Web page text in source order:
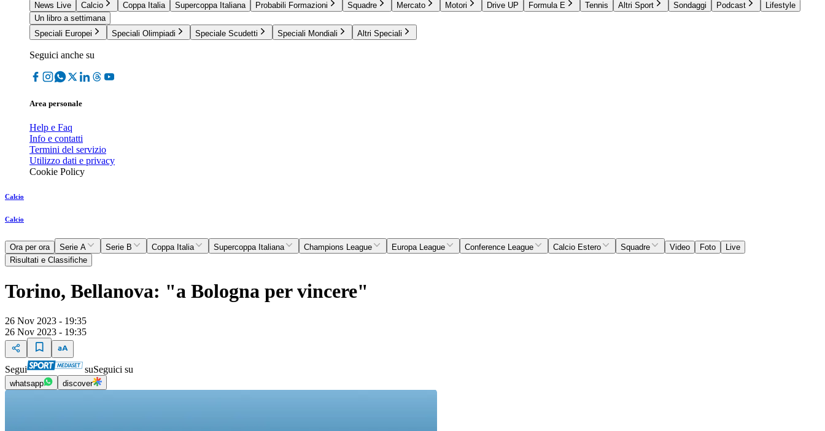
News Live
Calcio Coppa Italia Supercoppa Italiana Probabili Formazioni Squadre Mercato Motori Drive UP Formula E Tennis Altri Sport Sondaggi Podcast
Lifestyle
Un libro a settimana
Speciali Europei
Speciali Olimpiadi Speciale Scudetti Speciali Mondiali Altri Speciali
Seguici anche su
Area personale
Help e Faq
Info e contatti
Termini del servizio
Utilizzo dati e privacy
Cookie Policy
Calcio
Calcio
Ora per ora Serie A Serie B Coppa Italia Supercoppa Italiana Champions League Europa League Conference League Calcio Estero Squadre Video Foto
Live
Risultati e Classifiche
Torino, Bellanova: "a Bologna per vincere"
26 Nov 2023 - 19:35
26 Nov 2023 - 19:35
Segui suSeguici su
whatsapp discover